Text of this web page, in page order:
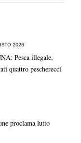
2026
Pesca illegale,
quattro pescherecci
proclama lutto